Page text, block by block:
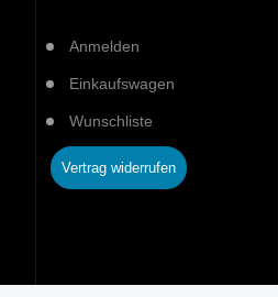
Anmelden
Einkaufswagen
Wunschliste
Vertrag widerrufen